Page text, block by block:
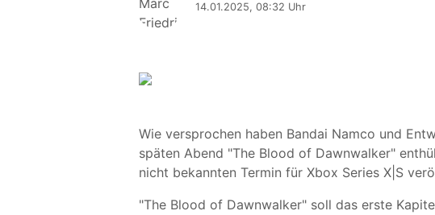
14.01.2025, 08:32 Uhr
Wie versprochen haben Bandai Namco und
späten Abend "The Blood of Dawnwalker"
nicht bekannten Termin für Xbox Series X|S
"The Blood of Dawnwalker" soll das erste